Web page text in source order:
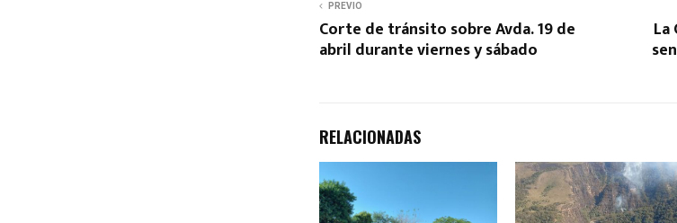
PREVIO
Corte de tránsito sobre Avda. 19 de
abril durante viernes y sábado
RELACIONADAS